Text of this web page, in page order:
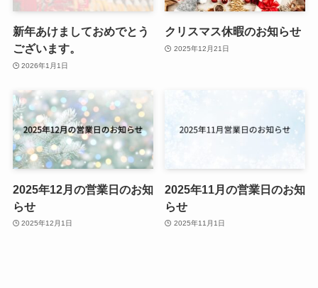
新年あけましておめでとう
ございます。
2026年1月1日
クリスマス休暇のお知らせ
2025年12月21日
2025年12月の営業日のお知
らせ
2025年12月1日
2025年11月の営業日のお知
らせ
2025年11月1日